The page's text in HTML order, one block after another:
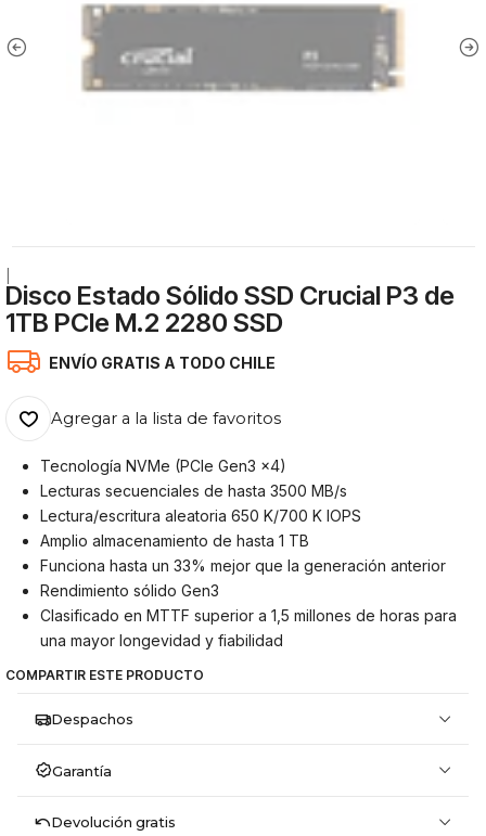
Disco Estado Sólido SSD Crucial P3 de
1TB PCIe M.2 2280 SSD
ENVÍO GRATIS A TODO CHILE
Agregar a la lista de favoritos
Tecnología NVMe (PCIe Gen3 x4)
Lecturas secuenciales de hasta 3500 MB/s
Lectura/escritura aleatoria 650 K/700 K IOPS
Amplio almacenamiento de hasta 1 TB
Funciona hasta un 33% mejor que la generación anterior
Rendimiento sólido Gen3
Clasificado en MTTF superior a 1,5 millones de horas para
una mayor longevidad y fiabilidad
COMPARTIR ESTE PRODUCTO
Despachos
Garantía
Devolución gratis